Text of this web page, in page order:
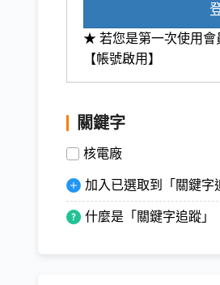
★ 若您是第一次使用會
【帳號啟用】
關鍵字
核電廠
加入已選取到「關鍵字
什麼是「關鍵字追蹤」